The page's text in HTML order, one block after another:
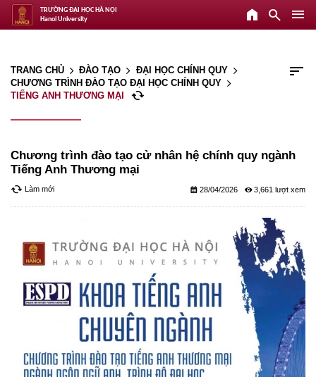
TRƯỜNG ĐẠI HỌC HÀ NỘI
Hanoi University
home search menu
TRANG CHỦ arrow_forward_ios ĐÀO TẠO arrow_forward_ios ĐẠI HỌC CHÍNH QUY arrow_forward_ios
CHƯƠNG TRÌNH ĐÀO TẠO ĐẠI HỌC CHÍNH QUY arrow_forward_ios
TIẾNG ANH THƯƠNG MẠI cached
sort
Chương trình đào tạo cử nhân hệ chính quy ngành
Tiếng Anh Thương mại
cached Làm mới calendar_month 28/04/2026 remove_red_eye3,661